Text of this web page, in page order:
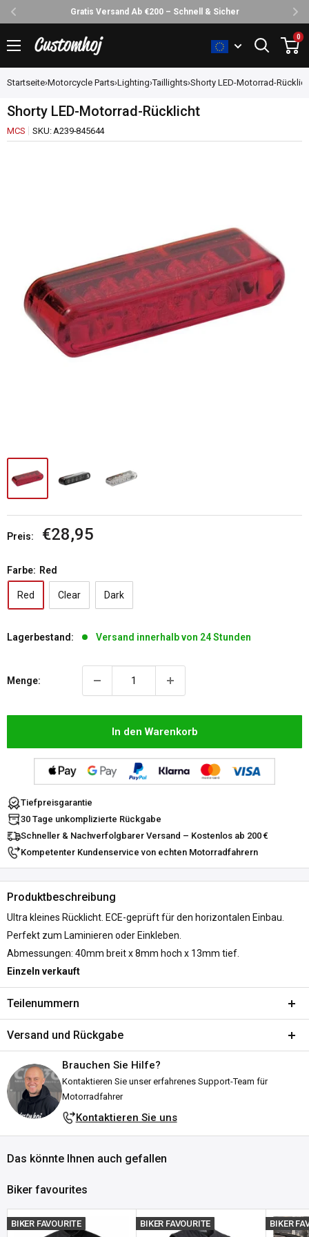
Gratis Versand Ab €200 – Schnell & Sicher
zum
Inhalt
Customhoj
0
Startseite›Motorcycle Parts›Lighting›Taillights›Shorty LED-Motorrad-
Shorty LED-Motorrad-Rücklicht
MCS SKU:A239-845644
Preis: Sonderpreis
€28,95
Farbe: Red
Red Clear Dark
Lagerbestand: Versand innerhalb von 24 Stunden
Menge:
In den Warenkorb
Tiefpreisgarantie
30 Tage unkomplizierte Rückgabe
Schneller & Nachverfolgbarer Versand – Kostenlos ab 200 €
Kompetenter Kundenservice von echten Motorradfahrern
Produktbeschreibung
Ultra kleines Rücklicht. ECE-geprüft für den horizontalen Einbau.
Perfekt zum Laminieren oder Einkleben.
Abmessungen: 40mm breit x 8mm hoch x 13mm tief.
Einzeln verkauft
Teilenummern
Variant:Red
SKU:A239-845644
DPN:943239
Variant: Clear
SKU:
A237-845642
Variant:
DPN: 943238
Versand und Rückgabe
Versand und Lieferzeiten
Alle Bestellungen werden von unserem Lager in Falkenberg,
Schweden, versandt. Wir bemühen uns, sie schnell zu versenden!
Erklärung zum Lagerbestand:
Auf Lager:
Versandfertig innerhalb des angegebenen Zeitraums
Werktage nach Versand, je
Ausverkauft:Derzeit bei Customhoj nicht vorrätig, aber wir
erwarten, dass es bald wieder verfügbar ist! Bitte zögern Sie
Brauchen Sie Hilfe?
Kontaktieren Sie unser erfahrenes Support-Team für
Motorradfahrer
Kontaktieren Sie uns
Das könnte Ihnen auch gefallen
Biker favourites
BIKER FAVOURITE BIKER FAVOURITE BIKER